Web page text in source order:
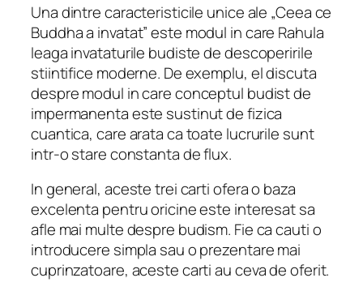
Una dintre caracteristicile unice ale „Ceea ce
Buddha a invatat” este modul in care Rahula
leaga invataturile budiste de descoperirile
stiintifice moderne. De exemplu, el discuta
despre modul in care conceptul budist de
impermanenta este sustinut de fizica
cuantica, care arata ca toate lucrurile sunt
intr-o stare constanta de flux.
In general, aceste trei carti ofera o baza
excelenta pentru oricine este interesat sa
afle mai multe despre budism. Fie ca cauti o
introducere simpla sau o prezentare mai
cuprinzatoare, aceste carti au ceva de oferit.